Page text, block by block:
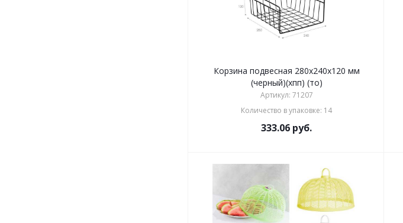
Корзина подвесная 280х240x120 мм
(черный)(хпп) (то)
Артикул: 71207
Количество в упаковке: 14
333.06 руб.